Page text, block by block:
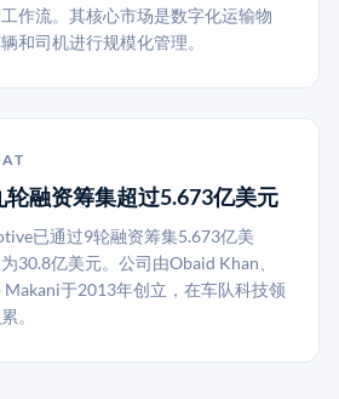
作流。其核心市场是数字化运输物
和司机进行规模化管理。
融资筹集超过5.673亿美元
已通过9轮融资筹集5.673亿美
30.8亿美元。公司由Obaid Khan、
Makani于2013年创立，在车队科技领
。